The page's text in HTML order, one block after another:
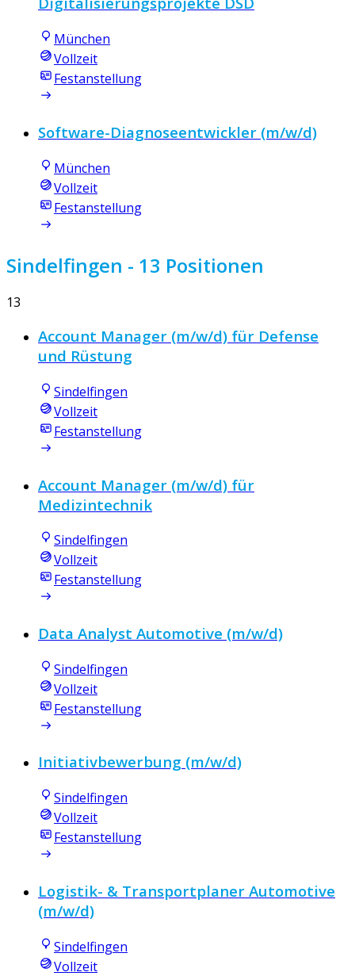
München
Vollzeit
Festanstellung
Software-Diagnoseentwickler (m/w/d)
München
Vollzeit
Festanstellung
Sindelfingen - 13 Positionen
13
Account Manager (m/w/d) für Defense
und Rüstung
Sindelfingen
Vollzeit
Festanstellung
Account Manager (m/w/d) für
Medizintechnik
Sindelfingen
Vollzeit
Festanstellung
Data Analyst Automotive (m/w/d)
Sindelfingen
Vollzeit
Festanstellung
Initiativbewerbung (m/w/d)
Sindelfingen
Vollzeit
Festanstellung
Logistik- & Transportplaner Automotive
(m/w/d)
Sindelfingen
Vollzeit